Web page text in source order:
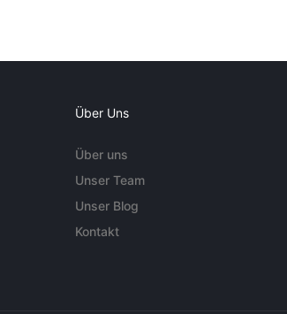
Über Uns
Über uns
Unser Team
Unser Blog
Kontakt